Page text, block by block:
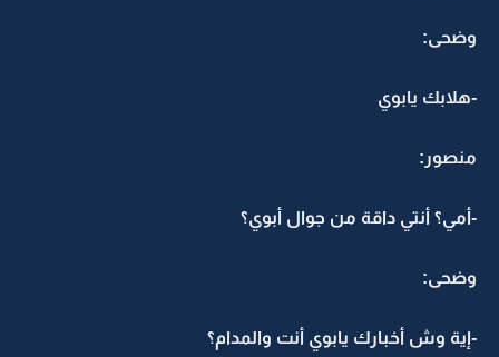
وضحى:
-هلابك يابوي
منصور:
-أمي؟ أنتي داقة من جوال أبوي؟
وضحى:
-إية وش أخبارك يابوي أنت والمدام؟